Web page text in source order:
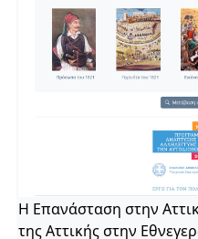
Η Επανάσταση στην
της Αττικής στην